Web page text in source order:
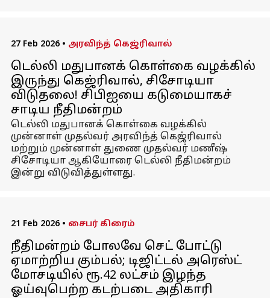
27 Feb 2026 • அரவிந்த் கெஜ்ரிவால்
டெல்லி மதுபானக் கொள்கை வழக்கில்
இருந்து கெஜ்ரிவால், சிசோடியா
விடுதலை! சிபிஐயை கடுமையாகச்
சாடிய நீதிமன்றம்
டெல்லி மதுபானக் கொள்கை வழக்கில்
முன்னாள் முதல்வர் அரவிந்த் கெஜ்ரிவால்
மற்றும் முன்னாள் துணை முதல்வர் மணீஷ்
சிசோடியா ஆகியோரை டெல்லி நீதிமன்றம்
இன்று விடுவித்துள்ளது.
21 Feb 2026 • சைபர் கிரைம்
நீதிமன்றம் போலவே செட் போட்டு
ஏமாற்றிய கும்பல்; டிஜிட்டல் அரெஸ்ட்
மோசடியில் ரூ.42 லட்சம் இழந்த
ஓய்வுபெற்ற கடற்படை அதிகாரி